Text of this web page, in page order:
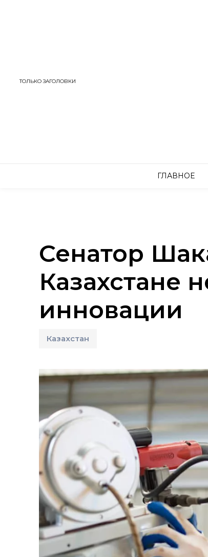
ТОЛЬКО ЗАГОЛОВКИ
ГЛАВНОЕ
Сенатор
Казахстане
инновации
Казахстан